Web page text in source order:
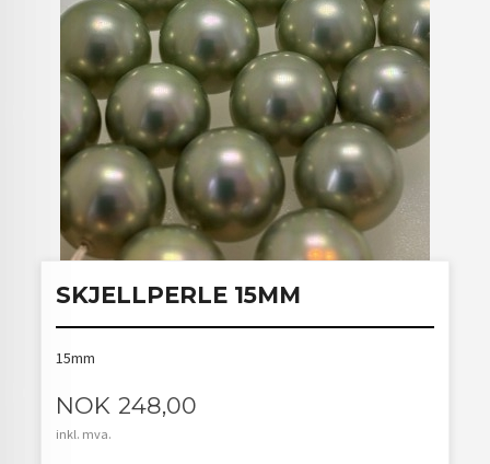
SKJELLPERLE 15MM
15mm
Pris
NOK 248,00
inkl. mva.